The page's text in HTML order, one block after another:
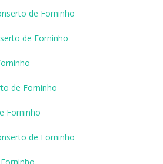
de Forninho
de Forninho
de Forninho
Forninho
de Forninho